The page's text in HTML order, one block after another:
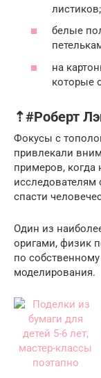
листиков;
белые
на
которые
⇡#Роберт
Фокусы с
привлекали
примеров, когда
исследователям
спасти
Один из
оригами, физик
по
моделирования.